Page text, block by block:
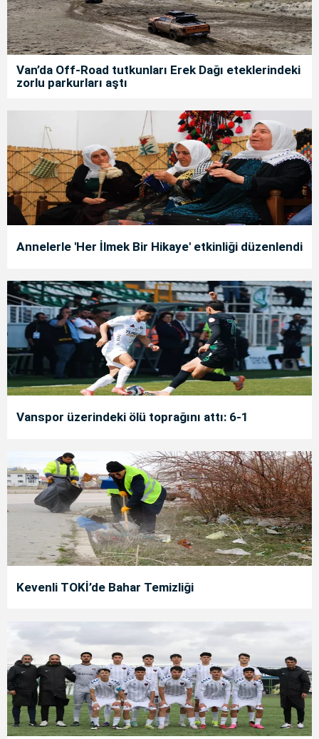
Van’da Off-Road tutkunları Erek Dağı eteklerindeki
zorlu parkurları aştı
Annelerle 'Her İlmek Bir Hikaye' etkinliği düzenlendi
Vanspor üzerindeki ölü toprağını attı: 6-1
Kevenli TOKİ’de Bahar Temizliği